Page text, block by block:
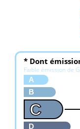
* Dont
Faible émission de
A
B
C
D